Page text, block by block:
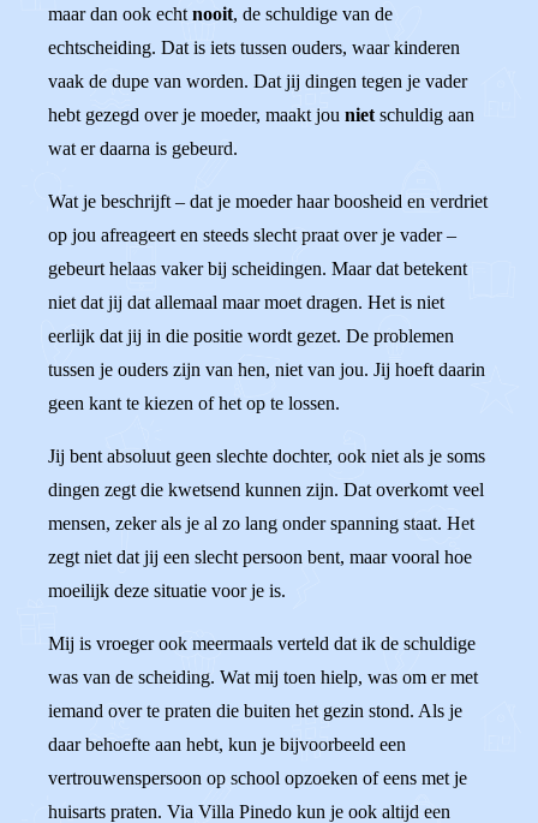
maar dan ook echt nooit, de schuldige van de
echtscheiding. Dat is iets tussen ouders, waar kinderen
vaak de dupe van worden. Dat jij dingen tegen je vader
hebt gezegd over je moeder, maakt jou niet schuldig aan
wat er daarna is gebeurd.
Wat je beschrijft – dat je moeder haar boosheid en verdriet
op jou afreageert en steeds slecht praat over je vader –
gebeurt helaas vaker bij scheidingen. Maar dat betekent
niet dat jij dat allemaal maar moet dragen. Het is niet
eerlijk dat jij in die positie wordt gezet. De problemen
tussen je ouders zijn van hen, niet van jou. Jij hoeft daarin
geen kant te kiezen of het op te lossen.
Jij bent absoluut geen slechte dochter, ook niet als je soms
dingen zegt die kwetsend kunnen zijn. Dat overkomt veel
mensen, zeker als je al zo lang onder spanning staat. Het
zegt niet dat jij een slecht persoon bent, maar vooral hoe
moeilijk deze situatie voor je is.
Mij is vroeger ook meermaals verteld dat ik de schuldige
was van de scheiding. Wat mij toen hielp, was om er met
iemand over te praten die buiten het gezin stond. Als je
daar behoefte aan hebt, kun je bijvoorbeeld een
vertrouwenspersoon op school opzoeken of eens met je
huisarts praten. Via Villa Pinedo kun je ook altijd een